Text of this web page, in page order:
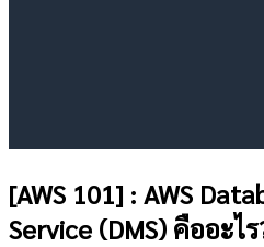
[AWS 101] : AWS
Service (DMS) คืออะไร